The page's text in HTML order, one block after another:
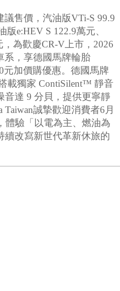
議售價，汽油版VTi-S 99.9
e:HEV S 122.9萬元、
，為歡慶CR-V上市，2026
系，享德國馬牌輪胎
元加價購優惠。德國馬牌
載獨家 ContiSilent™ 靜音
音達 9 分貝，提供更寧靜
誠摯歡迎消費者6月
體驗「以電為主、燃油為
續改寫新世代革新休旅的